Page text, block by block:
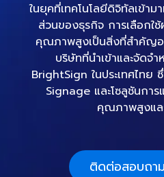
ในยุคที่เทคโนโลยีดิจิทัลเข้า
ส่วนของธุรกิจ การเลือกใ
คุณภาพสูงเป็นสิ่งที่สำคัญอ
บริษัทที่นำเข้าและจัด
BrightSign ในประเทศไทย
Signage และโซลูชันกา
คุณภาพสูงแล
ติดต่อสอบถา